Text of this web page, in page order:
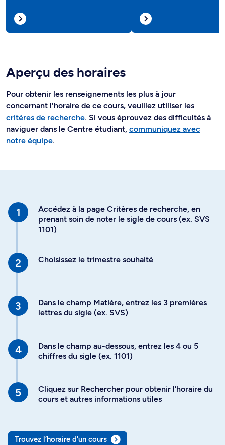
Aperçu des horaires
Pour obtenir les renseignements les plus à jour
concernant l'horaire de ce cours, veuillez utiliser les
critères de recherche. Si vous éprouvez des difficultés à
naviguer dans le Centre étudiant, communiquez avec
notre équipe.
Accédez à la page Critères de recherche, en
prenant soin de noter le sigle de cours (ex. SVS
1101)
Choisissez le trimestre souhaité
Dans le champ Matière, entrez les 3 premières
lettres du sigle (ex. SVS)
Dans le champ au-dessous, entrez les 4 ou 5
chiffres du sigle (ex. 1101)
Cliquez sur Rechercher pour obtenir l’horaire du
cours et autres informations utiles
Trouvez l’horaire d’un cours